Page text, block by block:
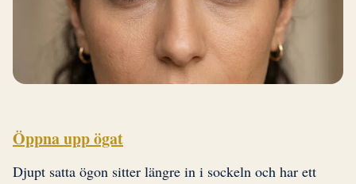
Öppna upp ögat
Djupt satta ögon sitter längre in i sockeln och har ett